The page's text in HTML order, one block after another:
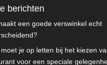
berichten
een goede verswinkel echt
moet je op letten bij het kiezen
voor een speciale